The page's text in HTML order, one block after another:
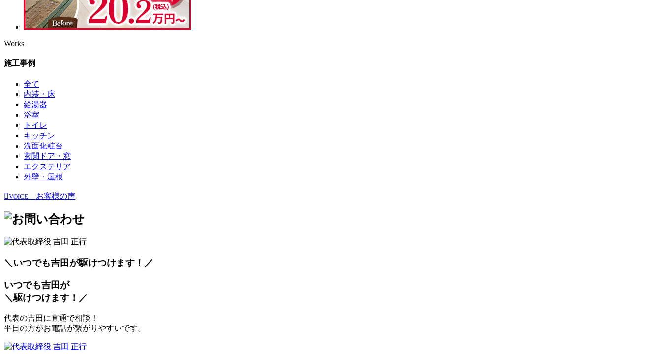
Works
施工事例
全て
内装・床
給湯器
浴室
トイレ
キッチン
洗面化粧台
玄関ドア・窓
エクステリア
外壁・屋根
VOICE お客様の声
＼いつでも吉田が駆けつけます！／
いつでも吉田が
＼駆けつけます！／
代表の吉田に直通で相談！
平日の方がお電話が繋がりやすいです。